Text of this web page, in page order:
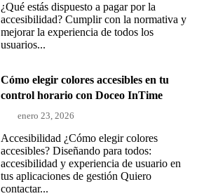
¿Qué estás dispuesto a pagar por la
accesibilidad? Cumplir con la normativa y
mejorar la experiencia de todos los
usuarios...
Cómo elegir colores accesibles en tu
control horario con Doceo InTime
enero 23, 2026
Accesibilidad ¿Cómo elegir colores
accesibles? Diseñando para todos:
accesibilidad y experiencia de usuario en
tus aplicaciones de gestión Quiero
contactar...